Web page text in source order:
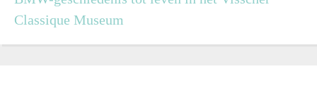
Classique Museum